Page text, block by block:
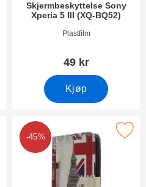
Skjermbeskyttelse Sony
Xperia 5 III (XQ-BQ52)
Varenummer 41233
Plastfilm
49 kr
Kjøp
5 III (XQ-BQ52) som
-45%
designwallet Sony Xperia 5